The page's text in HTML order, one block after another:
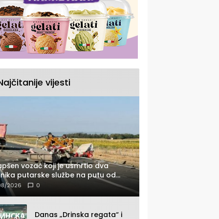
vijesti
vozač koji je usmrtio dva
putarske službe na putu od
prema Šapcu (FOTO)
2026 0
Danas „Drinska regata“ i